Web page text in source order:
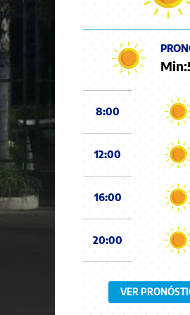
Min:
8:00
12:00
16:00
20:00
VER